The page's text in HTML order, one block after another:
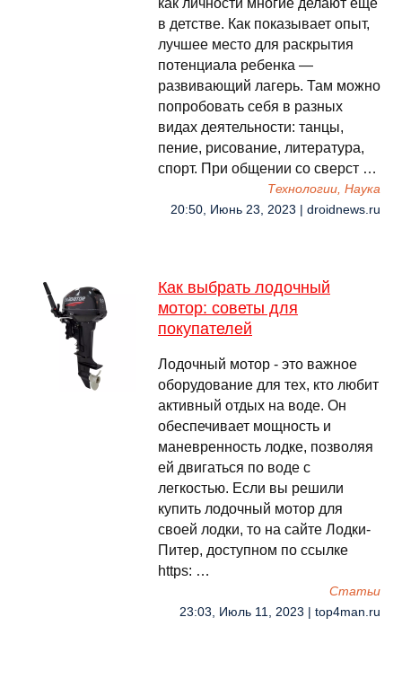
как личности многие делают еще
в детстве. Как показывает опыт,
лучшее место для раскрытия
потенциала ребенка —
развивающий лагерь. Там можно
попробовать себя в разных
видах деятельности: танцы,
пение, рисование, литература,
спорт. При общении со сверст …
Технологии, Наука
20:50, Июнь 23, 2023 | droidnews.ru
Как выбрать лодочный
мотор: советы для
покупателей
Лодочный мотор - это важное
оборудование для тех, кто любит
активный отдых на воде. Он
обеспечивает мощность и
маневренность лодке, позволяя
ей двигаться по воде с
легкостью. Если вы решили
купить лодочный мотор для
своей лодки, то на сайте Лодки-
Питер, доступном по ссылке
https: …
Cтатьи
23:03, Июль 11, 2023 | top4man.ru